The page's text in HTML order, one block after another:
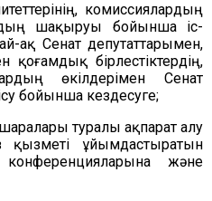
комиссиялардың
шақыруы бойынша іс-
ақ Сенат депутаттарымен,
қоғамдық бірлестіктердің,
өкілдерімен Сенат
бойынша кездесуге;
туралы ақпарат алу
қызметі ұйымдастыратын
конференцияларына және